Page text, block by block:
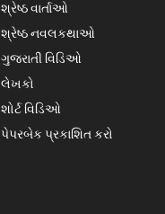
શ્રેષ્ઠ વાર્તાઓ
શ્રેષ્ઠ નવલકથાઓ
ગુજરાતી વિડિઓ
લેખકો
શોર્ટ વિડિઓ
પેપરબેક પ્રકાશિત કરો